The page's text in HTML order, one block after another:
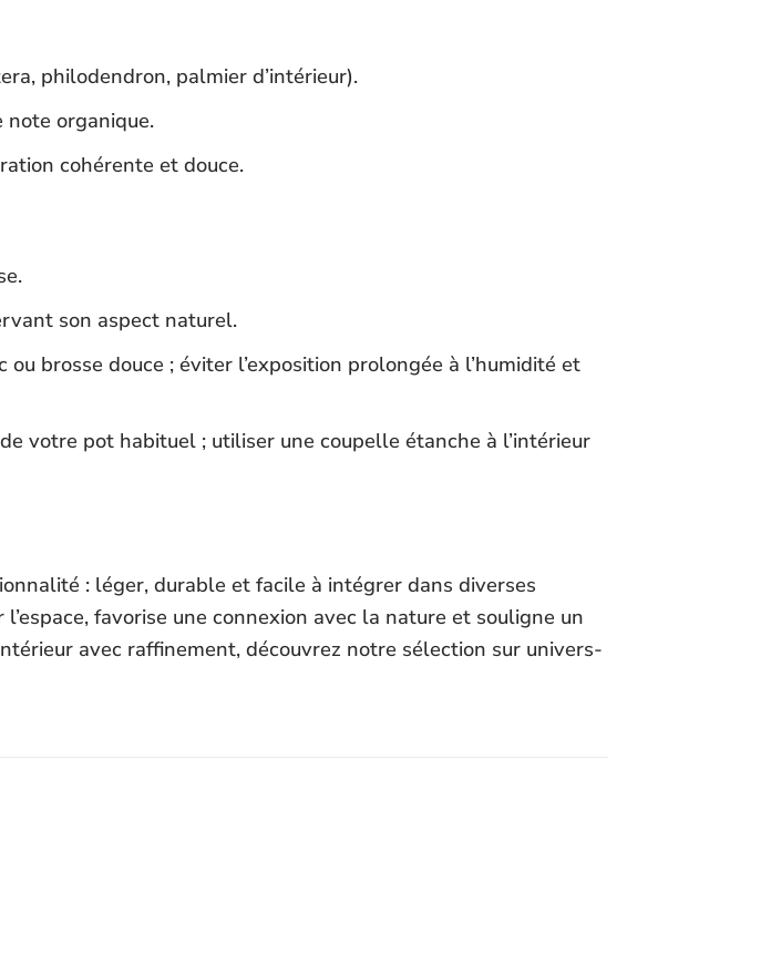
philodendron, palmier d’intérieur).
note organique.
cohérente et douce.
son aspect naturel.
brosse douce ; éviter l’exposition prolongée à l’humidité et
votre pot habituel ; utiliser une coupelle étanche à l’intérieur
: léger, durable et facile à intégrer dans diverses
favorise une connexion avec la nature et souligne un
avec raffinement, découvrez notre sélection sur univers-